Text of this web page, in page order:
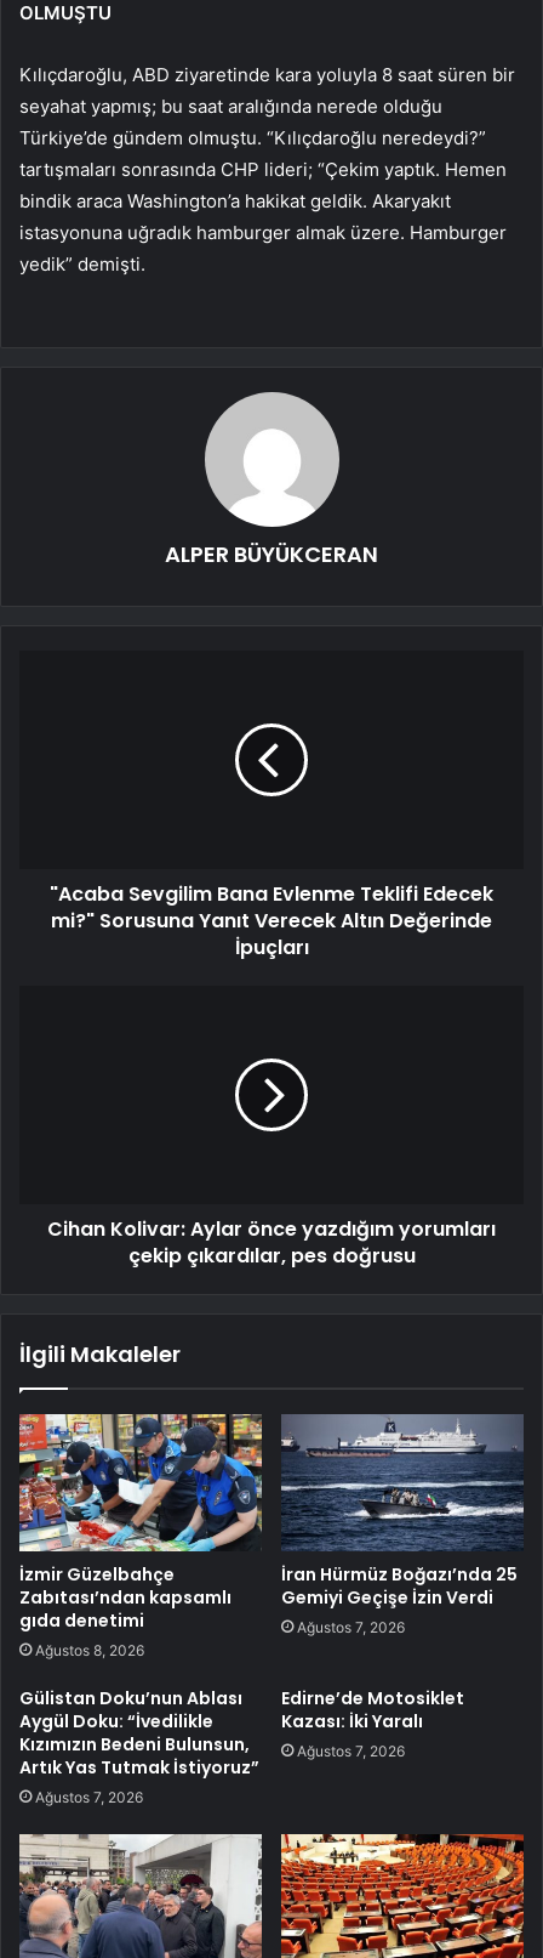
OLMUŞTU
Kılıçdaroğlu, ABD ziyaretinde kara yoluyla 8 saat süren bir
seyahat yapmış; bu saat aralığında nerede olduğu
Türkiye’de gündem olmuştu. “Kılıçdaroğlu neredeydi?”
tartışmaları sonrasında CHP lideri; “Çekim yaptık. Hemen
bindik araca Washington’a hakikat geldik. Akaryakıt
istasyonuna uğradık hamburger almak üzere. Hamburger
yedik” demişti.
ALPER BÜYÜKCERAN
"Acaba Sevgilim Bana Evlenme Teklifi Edecek
mi?" Sorusuna Yanıt Verecek Altın Değerinde
İpuçları
Cihan Kolivar: Aylar önce yazdığım yorumları
çekip çıkardılar, pes doğrusu
İlgili Makaleler
İzmir Güzelbahçe
Zabıtası’ndan kapsamlı
gıda denetimi
Ağustos 8, 2026
İran Hürmüz Boğazı’nda 25
Gemiyi Geçişe İzin Verdi
Ağustos 7, 2026
Gülistan Doku’nun Ablası
Aygül Doku: “İvedilikle
Kızımızın Bedeni Bulunsun,
Artık Yas Tutmak İstiyoruz”
Ağustos 7, 2026
Edirne’de Motosiklet
Kazası: İki Yaralı
Ağustos 7, 2026